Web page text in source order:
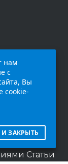
и
публичной
Статьи
нам
с
Вы
cookie-
ЗАКРЫТЬ